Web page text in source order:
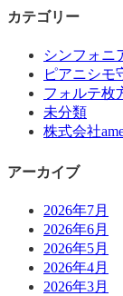
カテゴリー
シンフォニ
ピアニシモ
フォルテ枚
未分類
株式会社
アーカイブ
2026年7月
2026年6月
2026年5月
2026年4月
2026年3月